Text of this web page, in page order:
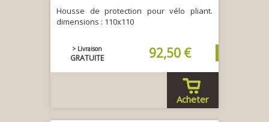
Housse de protection pour vélo pliant.
dimensions : 110x110
> Livraison
GRATUITE 92,50 €
Acheter